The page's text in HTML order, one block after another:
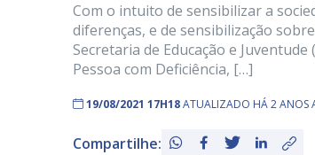
Com o intuito de sensibilizar a
diferenças, e de sensibilização
Secretaria de Educação e
Pessoa com Deficiência, […]
19/08/2021 17H18ATUALIZADO HÁ 2 ANOS
Compartilhe: